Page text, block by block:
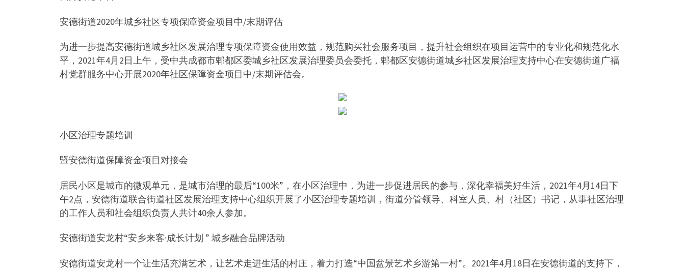
安德街道2020年城乡社区专项保障资金项目中/末期评估
为进一步提高安德街道城乡社区发展治理专项保障资金使用效益，规范购买社会服务项目，提升社会组织在项目运营中的专业化和规范化水
平，2021年4月2日上午，受中共成都市郫都区委城乡社区发展治理委员会委托，郫都区安德街道城乡社区发展治理支持中心在安德街道广福
村党群服务中心开展2020年社区保障资金项目中/末期评估会。
小区治理专题培训
暨安德街道保障资金项目对接会
居民小区是城市的微观单元，是城市治理的最后“100米”，在小区治理中，为进一步促进居民的参与，深化幸福美好生活，2021年4月14日下
午2点，安德街道联合街道社区发展治理支持中心组织开展了小区治理专题培训，街道分管领导、科室人员、村（社区）书记，从事社区治理
的工作人员和社会组织负责人共计40余人参加。
安德街道安龙村“安乡来客·成长计划 ” 城乡融合品牌活动
安德街道安龙村一个让生活充满艺术，让艺术走进生活的村庄，着力打造“中国盆景艺术乡游第一村”。2021年4月18日在安德街道的支持下，